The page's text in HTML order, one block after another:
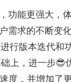
功能更强大，
需求的不断变化
行版本迭代和
上，进一步😎
度，并增加了